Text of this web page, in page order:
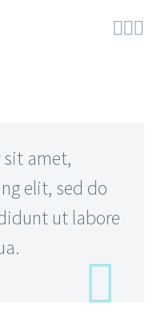

amet,
elit, sed do
ut labore